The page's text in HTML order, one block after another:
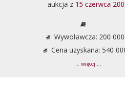
aukcja z 15 czerwca
Wywoławcza: 200 000
Cena uzyskana: 540
... więcej ...